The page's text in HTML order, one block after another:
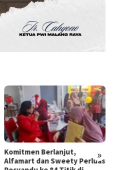
»
Komitmen Berlanjut,
Alfamart dan Sweety Perluas